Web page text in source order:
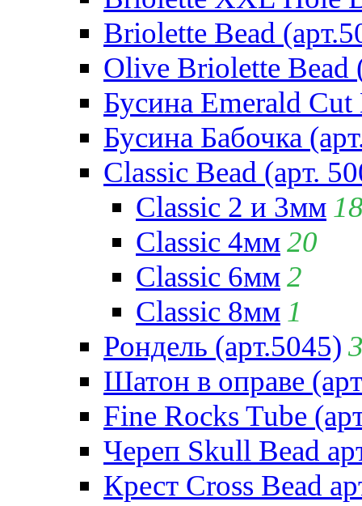
Briolette Bead
Olive Briolette Bead
Бусина Emerald Cut
Бусина Бабочка
Classic Bead (арт.
Classic 2 и 3мм
Classic 4мм20
Classic 6мм2
Classic 8мм 1
Рондель (арт.5045)
Шатон в оправе
Fine Rocks Tube
Череп Skull Bead
Крест Cross Bead